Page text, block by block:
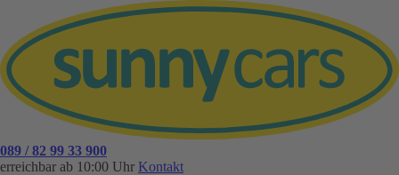
089 / 82 99 33 900
erreichbar ab 10:00 Uhr Kontakt